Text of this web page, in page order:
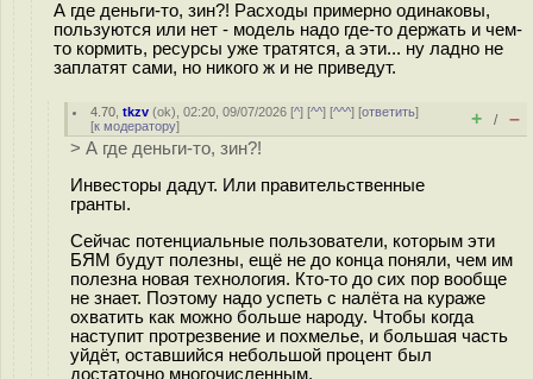
А где деньги-то, зин?! Расходы примерно одинаковы,
пользуются или нет - модель надо где-то держать и чем-
то кормить, ресурсы уже тратятся, а эти... ну ладно не
заплатят сами, но никого ж и не приведут.
4.70 ,tkzv (ok), 02:20, 09/07/2026 [^] [^^] [^^^] [ответить]
[к модератору] + / –
> А где деньги-то, зин?!
Инвесторы дадут. Или правительственные
гранты.
Сейчас потенциальные пользователи, которым эти
БЯМ будут полезны, ещё не до конца поняли, чем им
полезна новая технология. Кто-то до сих пор вообще
не знает. Поэтому надо успеть с налёта на кураже
охватить как можно больше народу. Чтобы когда
наступит протрезвение и похмелье, и большая часть
уйдёт, оставшийся небольшой процент был
достаточно многочисленным.